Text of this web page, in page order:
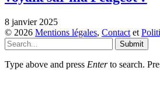
8 janvier 2025
© 2026 Mentions légales, Contact et
Submit
Type above and press Enterto search.